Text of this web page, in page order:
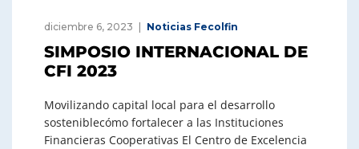
diciembre 6, 2023 Noticias Fecolfin
SIMPOSIO INTERNACIONAL DE
CFI 2023
Movilizando capital local para el desarrollo
sosteniblecómo fortalecer a las Instituciones
Financieras Cooperativas El Centro de Excelencia